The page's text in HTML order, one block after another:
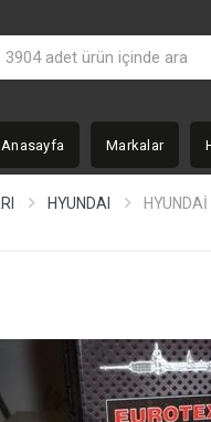
Anasayfa Markalar
HYUNDAI